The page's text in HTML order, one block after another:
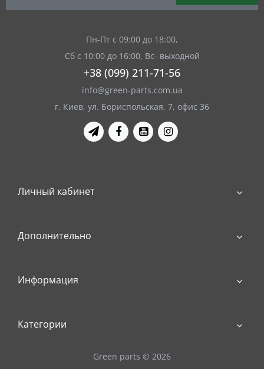
Пн-Пт с 09:00 до 18:00,
Сб с 10:00 до 16:00, Вс- выходной
+38 (099) 211-71-56
info@green-parts.com.ua
г. Киев, ул. Бориспольская, 7, офис 36
Личный кабинет
Дополнительно
Информация
Категории
Green parts © 2026